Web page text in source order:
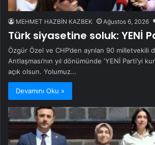
MEHMET HAZBİN KAZBEK Ağustos 6, 2026
Türk siyasetine soluk: YENİ
Özgür Özel ve CHP’den ayrılan 90 milletvekili
Antlaşması’nın yıl dönümünde ‘YENİ Parti’yi
açık olsun. Yolumuz…
Devamını Oku »